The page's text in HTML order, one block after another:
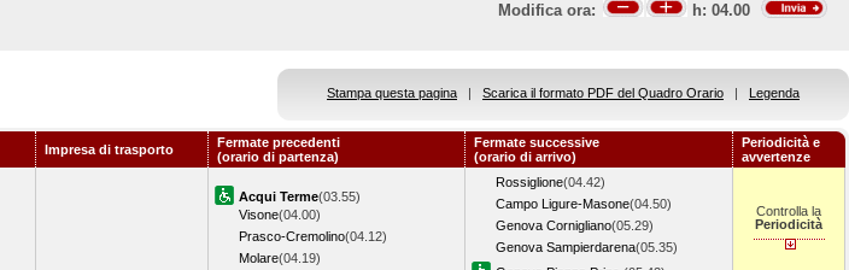
Modifica ora: h: 04.00
Stampa questa pagina | Scarica il formato PDF del Quadro Orario | Legenda
Impresa di trasporto
Fermate precedenti
(orario di partenza)
Fermate successive
(orario di arrivo)
Periodicità e
avvertenze
Acqui Terme(03.55)
Visone(04.00)
Prasco-Cremolino(04.12)
Molare(04.19)
Rossiglione(04.42)
Campo Ligure-Masone(04.50)
Genova Cornigliano(05.29)
Genova Sampierdarena(05.35)
Controlla la
Periodicità